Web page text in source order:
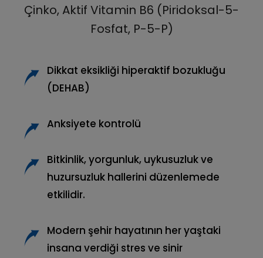
Çinko, Aktif Vitamin B6 (Piridoksal-5-
Fosfat, P-5-P)
Dikkat eksikliği hiperaktif bozukluğu
(DEHAB)
Anksiyete kontrolü
Bitkinlik, yorgunluk, uykusuzluk ve
huzursuzluk hallerini düzenlemede
etkilidir.
Modern şehir hayatının her yaştaki
insana verdiği stres ve sinir